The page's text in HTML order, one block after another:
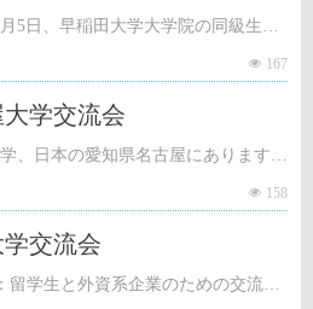
5日、早稲田大学大学院の同級生と
専門能力開発交流会を開催し、CES
社も参加し、午後14時30分に取締役
演を行いました
넶 167
学交流会
、日本の愛知県名古屋にあります。
世界のトップ研究大学です。中部地
地元の大学。
넶 158
交流会
留学生と外資系企業のための交流会